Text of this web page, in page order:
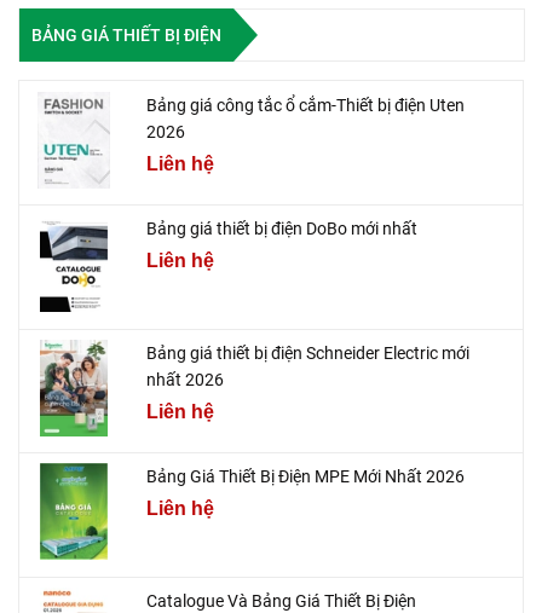
BẢNG GIÁ THIẾT BỊ ĐIỆN
Bảng giá công tắc ổ cắm-Thiết bị điện Uten
2026
Liên hệ
Bảng giá thiết bị điện DoBo mới nhất
Liên hệ
Bảng giá thiết bị điện Schneider Electric mới
nhất 2026
Liên hệ
Bảng Giá Thiết Bị Điện MPE Mới Nhất 2026
Liên hệ
Catalogue Và Bảng Giá Thiết Bị Điện